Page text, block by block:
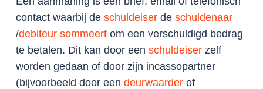
contact waarbij de schuldeiser de schuldenaar
/debiteur sommeert om een verschuldigd bedrag
te betalen. Dit kan door een schuldeiser zelf
worden gedaan of door zijn incassopartner
(bijvoorbeeld door een deurwaarder of